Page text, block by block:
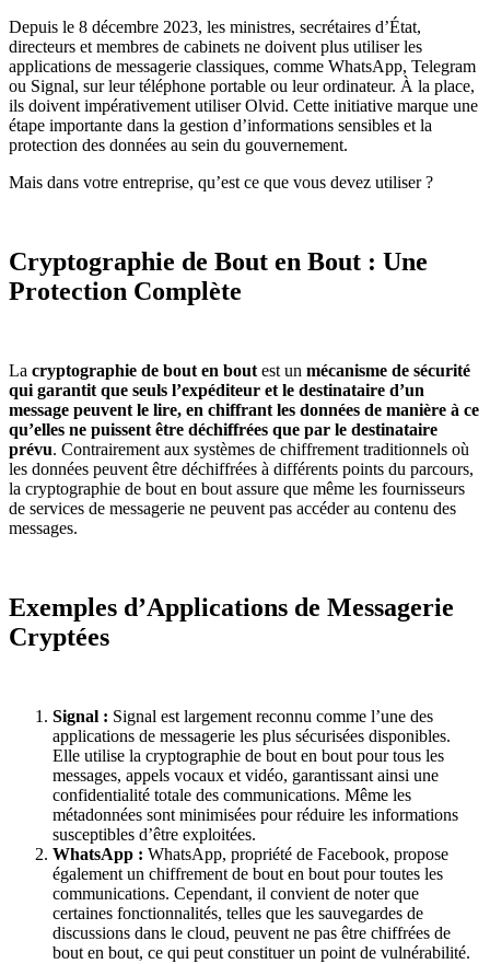
Depuis le 8 décembre 2023, les ministres, secrétaires d’État,
directeurs et membres de cabinets ne doivent plus utiliser les
applications de messagerie classiques, comme WhatsApp, Telegram
ou Signal, sur leur téléphone portable ou leur ordinateur. À la place,
ils doivent impérativement utiliser Olvid. Cette initiative marque une
étape importante dans la gestion d’informations sensibles et la
protection des données au sein du gouvernement.
Mais dans votre entreprise, qu’est ce que vous devez utiliser ?
Cryptographie de Bout en Bout : Une
Protection Complète
La cryptographie de bout en bout est un mécanisme de sécurité
qui garantit que seuls l’expéditeur et le destinataire d’un
message peuvent le lire, en chiffrant les données de manière à ce
qu’elles ne puissent être déchiffrées que par le destinataire
prévu. Contrairement aux systèmes de chiffrement traditionnels où
les données peuvent être déchiffrées à différents points du parcours,
la cryptographie de bout en bout assure que même les fournisseurs
de services de messagerie ne peuvent pas accéder au contenu des
messages.
Exemples d’Applications de Messagerie
Cryptées
Signal : Signal est largement reconnu comme l’une des
applications de messagerie les plus sécurisées disponibles.
Elle utilise la cryptographie de bout en bout pour tous les
messages, appels vocaux et vidéo, garantissant ainsi une
confidentialité totale des communications. Même les
métadonnées sont minimisées pour réduire les informations
susceptibles d’être exploitées.
WhatsApp : WhatsApp, propriété de Facebook, propose
également un chiffrement de bout en bout pour toutes les
communications. Cependant, il convient de noter que
certaines fonctionnalités, telles que les sauvegardes de
discussions dans le cloud, peuvent ne pas être chiffrées de
bout en bout, ce qui peut constituer un point de vulnérabilité.